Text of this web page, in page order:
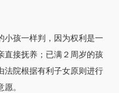
小孩一样判，因为权利是一
直接抚养；已满２周岁的孩
法院根据有利子女原则进行
。